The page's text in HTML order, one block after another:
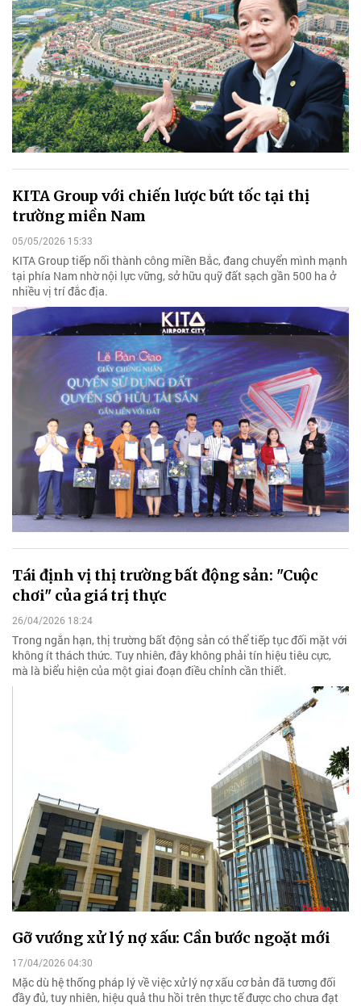
KITA Group với chiến lược bứt tốc tại thị
trường miền Nam
05/05/2026 15:33
KITA Group tiếp nối thành công miền Bắc, đang chuyển mình mạnh
tại phía Nam nhờ nội lực vững, sở hữu quỹ đất sạch gần 500 ha ở
nhiều vị trí đắc địa.
Tái định vị thị trường bất động sản: "Cuộc
chơi" của giá trị thực
26/04/2026 18:24
Trong ngắn hạn, thị trường bất động sản có thể tiếp tục đối mặt với
không ít thách thức. Tuy nhiên, đây không phải tín hiệu tiêu cực,
mà là biểu hiện của một giai đoạn điều chỉnh cần thiết.
Gỡ vướng xử lý nợ xấu: Cần bước ngoặt mới
17/04/2026 04:30
Mặc dù hệ thống pháp lý về việc xử lý nợ xấu cơ bản đã tương đối
đầy đủ, tuy nhiên, hiệu quả thu hồi trên thực tế được cho chưa đạt